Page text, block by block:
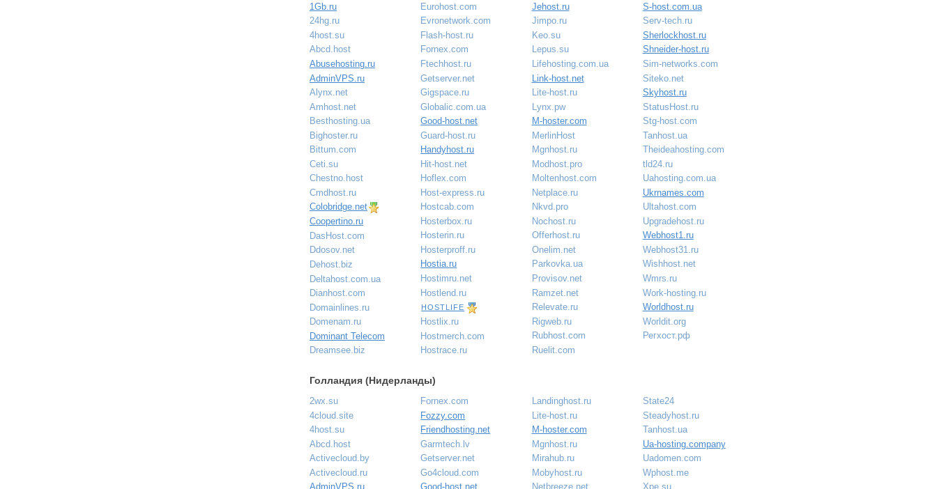
1Gb.ru
24hg.ru
4host.su
Abcd.host
Abusehosting.ru
AdminVPS.ru
Alynx.net
Amhost.net
Besthosting.ua
Bighoster.ru
Bittum.com
Ceti.su
Chestno.host
Cmdhost.ru
Colobridge.net
Coopertino.ru
DasHost.com
Ddosov.net
Dehost.biz
Deltahost.com.ua
Dianhost.com
Domainlines.ru
Domenam.ru
Dominant Telecom
Dreamsee.biz
Eurohost.com
Evronetwork.com
Flash-host.ru
Fornex.com
Ftechhost.ru
Getserver.net
Gigspace.ru
Globalic.com.ua
Good-host.net
Guard-host.ru
Handyhost.ru
Hit-host.net
Hoflex.com
Host-express.ru
Hostcab.com
Hosterbox.ru
Hosterin.ru
Hosterproff.ru
Hostia.ru
Hostimru.net
Hostlend.ru
HOSTLIFE
Hostlix.ru
Hostmerch.com
Hostrace.ru
Jehost.ru
Jimpo.ru
Keo.su
Lepus.su
Lifehosting.com.ua
Link-host.net
Lite-host.ru
Lynx.pw
M-hoster.com
MerlinHost
Mgnhost.ru
Modhost.pro
Moltenhost.com
Netplace.ru
Nkvd.pro
Nochost.ru
Offerhost.ru
Onelim.net
Parkovka.ua
Provisov.net
Ramzet.net
Relevate.ru
Rigweb.ru
Rubhost.com
Ruelit.com
S-host.com.ua
Serv-tech.ru
Sherlockhost.ru
Shneider-host.ru
Sim-networks.com
Siteko.net
Skyhost.ru
StatusHost.ru
Stg-host.com
Tanhost.ua
Theideahosting.com
tld24.ru
Uahosting.com.ua
Ukrnames.com
Ultahost.com
Upgradehost.ru
Webhost1.ru
Webhost31.ru
Wishhost.net
Wmrs.ru
Work-hosting.ru
Worldhost.ru
Worldit.org
Регхост.рф
Голландия (Нидерланды)
2wx.su
4cloud.site
4host.su
Abcd.host
Activecloud.by
Activecloud.ru
AdminVPS.ru
Fornex.com
Fozzy.com
Friendhosting.net
Garmtech.lv
Getserver.net
Go4cloud.com
Good-host.net
Landinghost.ru
Lite-host.ru
M-hoster.com
Mgnhost.ru
Mirahub.ru
Mobyhost.ru
Netbreeze.net
State24
Steadyhost.ru
Tanhost.ua
Ua-hosting.company
Uadomen.com
Wphost.me
Xpe.su